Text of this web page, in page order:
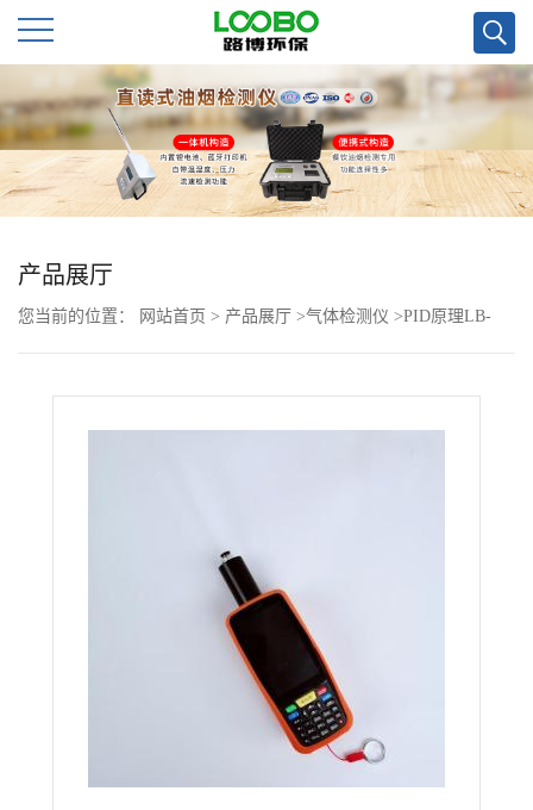
公
司
首
页
公
产品展厅
您当前的位置： 网站首页 > 产品展厅 >气体检测仪 >PID原理LB-